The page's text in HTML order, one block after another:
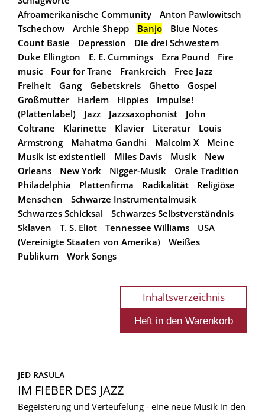
Afroamerikanische Community
Anton Pawlowitsch
Tschechow
Archie Shepp Banjo
Blue Notes
Count Basie
Depression
Die drei Schwestern
Duke Ellington
E. E. Cummings Ezra Pound
Fire
music
Four for Trane Frankreich
Free Jazz
Freiheit
Gang Gebetskreis Ghetto
Gospel
Großmutter
Harlem Hippies
Impulse!
(Plattenlabel)
Jazz Jazzsaxophonist
John
Coltrane
Klarinette Klavier Literatur
Louis
Armstrong
Mahatma Gandhi Malcolm X
Meine
Musik ist existentiell
Miles Davis Musik
New
Orleans
New York Nigger-Musik
Orale Tradition
Philadelphia
Plattenfirma Radikalität
Religiöse
Menschen
Schwarze Instrumentalmusik
Schwarzes Schicksal
Schwarzes Selbstverständnis
Sklaven
T. S. Eliot Tennessee Williams
USA
(Vereinigte Staaten von Amerika)
Weißes
Publikum
Work Songs
Inhaltsverzeichnis
JED RASULA
IM FIEBER DES JAZZ
Begeisterung und Verteufelung - eine neue Musik in den